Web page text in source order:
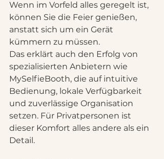
Wenn im Vorfeld alles geregelt ist,
können Sie die Feier genießen,
anstatt sich um ein Gerät
kümmern zu müssen.
Das erklärt auch den Erfolg von
spezialisierten Anbietern wie
MySelfieBooth, die auf intuitive
Bedienung, lokale Verfügbarkeit
und zuverlässige Organisation
setzen. Für Privatpersonen ist
dieser Komfort alles andere als ein
Detail.